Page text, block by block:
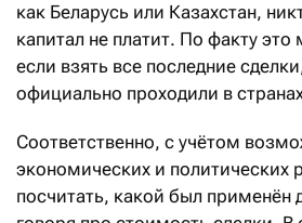
как Беларусь или Казахстан,
капитал не платит. По факту
если взять все последние
официально проходили в
Соответственно, с учётом
экономических и политических
посчитать, какой был применён